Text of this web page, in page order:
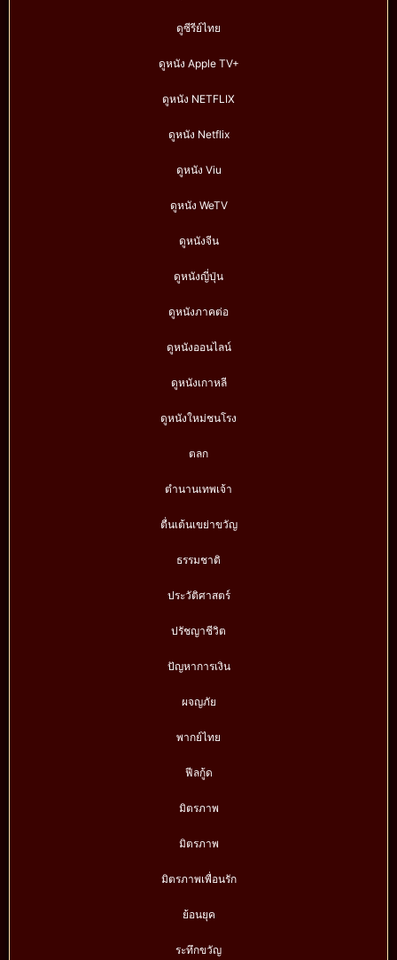
ดูซีรีย์ไทย
ดูหนัง Apple TV+
ดูหนัง NETFLIX
ดูหนัง Netflix
ดูหนัง Viu
ดูหนัง WeTV
ดูหนังจีน
ดูหนังญี่ปุ่น
ดูหนังภาคต่อ
ดูหนังออนไลน์
ดูหนังเกาหลี
ดูหนังใหม่ชนโรง
ตลก
ตำนานเทพเจ้า
ตื่นเต้นเขย่าขวัญ
ธรรมชาติ
ประวัติศาสตร์
ปรัชญาชีวิต
ปัญหาการเงิน
ผจญภัย
พากย์ไทย
ฟีลกู้ด
มิตรภาพ
มิตรภาพ
มิตรภาพเพื่อนรัก
ย้อนยุค
ระทึกขวัญ